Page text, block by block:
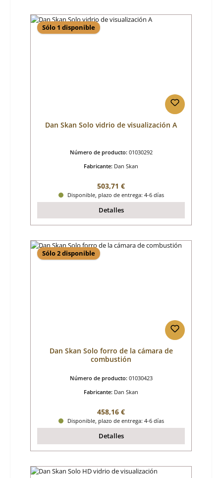
Sólo 1 disponible
Dan Skan Solo vidrio de visualización A
Número de producto: 01030292
Fabricante: Dan Skan
Precio normal:
503,71 €
Disponible, plazo de entrega: 4-6 días
Detalles
Sólo 2 disponible
Dan Skan Solo forro de la cámara de
combustión
Número de producto: 01030423
Fabricante: Dan Skan
Precio normal:
458,16 €
Disponible, plazo de entrega: 4-6 días
Detalles